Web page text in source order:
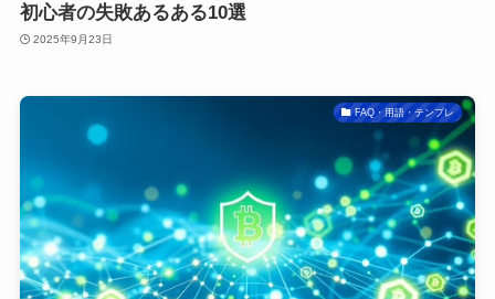
初心者の失敗あるある10選
2025年9月23日
FAQ・用語・テンプレ